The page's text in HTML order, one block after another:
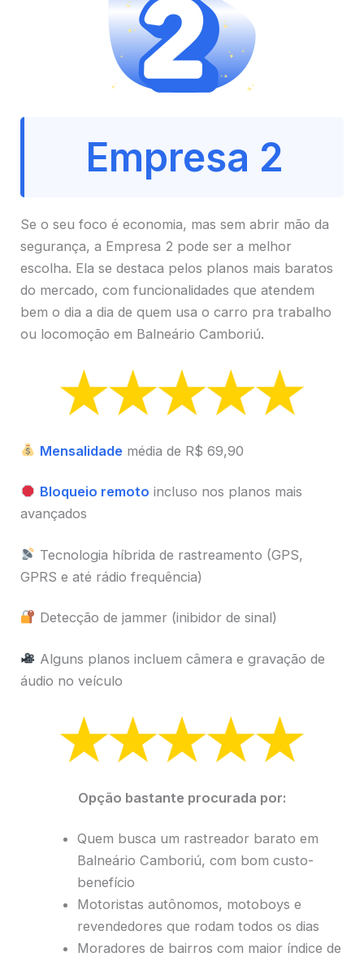
Empresa 2
Se o seu foco é economia, mas sem abrir mão da
segurança, a Empresa 2 pode ser a melhor
escolha. Ela se destaca pelos planos mais baratos
do mercado, com funcionalidades que atendem
bem o dia a dia de quem usa o carro pra trabalho
ou locomoção em Balneário Camboriú.
Mensalidade média de R$ 69,90
Bloqueio remoto incluso nos planos mais
avançados
Tecnologia híbrida de rastreamento (GPS,
GPRS e até rádio frequência)
Detecção de jammer (inibidor de sinal)
Alguns planos incluem câmera e gravação de
áudio no veículo
Opção bastante procurada por:
Quem busca um rastreador barato em
Balneário Camboriú, com bom custo-
benefício
Motoristas autônomos, motoboys e
revendedores que rodam todos os dias
Moradores de bairros com maior índice de